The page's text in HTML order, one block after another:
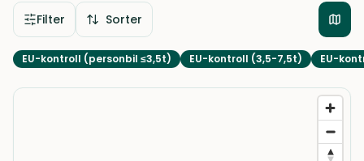
Filter Sorter
EU-kontroll (personbil ≤3,5t) EU-kontroll (3,5-7,5t) EU-